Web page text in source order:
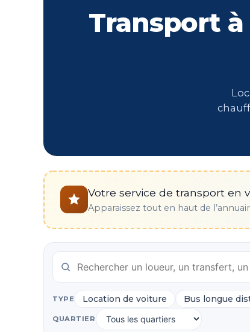
Transport
Votre service de transport en
Apparaissez tout en haut de
TYPE Location de voiture Bus longue
QUARTIER